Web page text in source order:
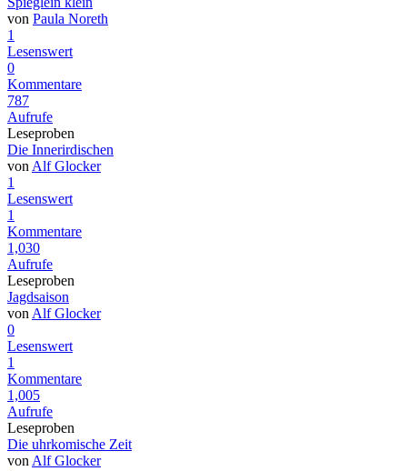
von Paula Noreth
1
Lesenswert
0
Kommentare
787
Aufrufe
Leseproben
Die Innerirdischen
von Alf Glocker
1
Lesenswert
1
Kommentare
1,030
Aufrufe
Leseproben
Jagdsaison
von Alf Glocker
0
Lesenswert
1
Kommentare
1,005
Aufrufe
Leseproben
Die uhrkomische Zeit
von Alf Glocker